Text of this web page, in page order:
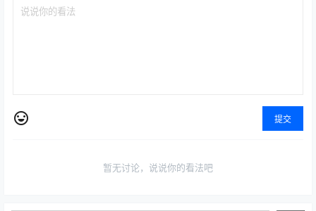
提交
暂无讨论，说说你的看法吧